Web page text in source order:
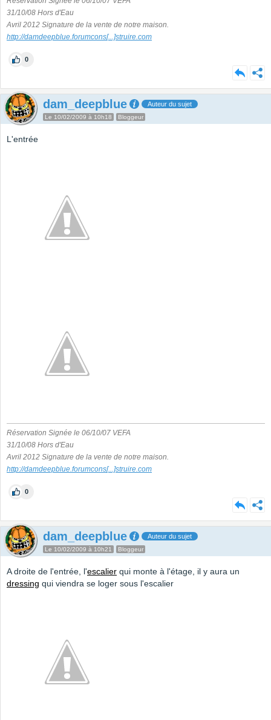
31/10/08 Hors d'Eau
Avril 2012 Signature de la vente de notre maison.
http://damdeepblue.forumcons[...]struire.com
0
dam_deepblue Auteur du sujet
Le 10/02/2009 à 10h18 Bloggeur
L'entrée
Réservation Signée le 06/10/07 VEFA
31/10/08 Hors d'Eau
Avril 2012 Signature de la vente de notre maison.
http://damdeepblue.forumcons[...]struire.com
0
dam_deepblue Auteur du sujet
Le 10/02/2009 à 10h21 Bloggeur
A droite de l'entrée, l'escalier qui monte à l'étage, il y aura un
dressing qui viendra se loger sous l'escalier